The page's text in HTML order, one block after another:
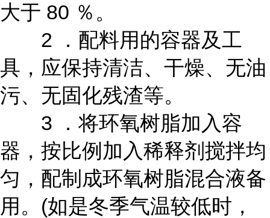
大于 80 ％。
2 ．配料用的容器及工
具，应保持清洁、干燥、无油
污、无固化残渣等。
3 ．将环氧树脂加入容
器，按比例加入稀释剂搅拌均
匀，配制成环氧树脂混合液备
用。(如是冬季气温较低时，